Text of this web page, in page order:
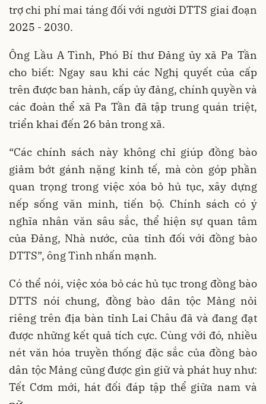
trợ chi phí mai táng đối với người DTTS giai đoạn
2025 - 2030.
Ông Lầu A Tình, Phó Bí thư Đảng ủy xã Pa Tần
cho biết: Ngay sau khi các Nghị quyết của cấp
trên được ban hành, cấp ủy đảng, chính quyền và
các đoàn thể xã Pa Tần đã tập trung quán triệt,
triển khai đến 26 bản trong xã.
“Các chính sách này không chỉ giúp đồng bào
giảm bớt gánh nặng kinh tế, mà còn góp phần
quan trọng trong việc xóa bỏ hủ tục, xây dựng
nếp sống văn minh, tiến bộ. Chính sách có ý
nghĩa nhân văn sâu sắc, thể hiện sự quan tâm
của Đảng, Nhà nước, của tỉnh đối với đồng bào
DTTS”, ông Tình nhấn mạnh.
Có thể nói, việc xóa bỏ các hủ tục trong đồng bào
DTTS nói chung, đồng bào dân tộc Mảng nỏi
riêng trên địa bàn tỉnh Lai Châu đã và đang đạt
được những kết quả tích cực. Cùng với đó, nhiều
nét văn hóa truyền thống đặc sắc của đồng bào
dân tộc Mảng cũng được gìn giữ và phát huy như:
Tết Cơm mới, hát đối đáp tập thể giữa nam và